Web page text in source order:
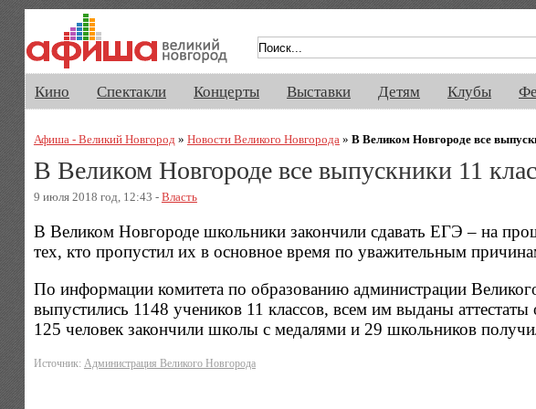
Кино Спектакли Концерты Выставки Детям Клубы
Афиша - Великий Новгород » Новости Великого Новгорода » В Великом Новгороде все
В Великом Новгороде все выпускники 11
9 июля 2018 год, 12:43 - Власть
В Великом Новгороде школьники закончили сдавать ЕГЭ – на
тех, кто пропустил их в основное время по уважительным
По информации комитета по образованию администрации
выпустились 1148 учеников 11 классов, всем им выданы
125 человек закончили школы с медалями и 29 школьников
Источник: Администрация Великого Новгорода